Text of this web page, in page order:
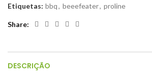
Etiquetas: bbq, beeefeater, proline
Share
DESCRIÇÃO